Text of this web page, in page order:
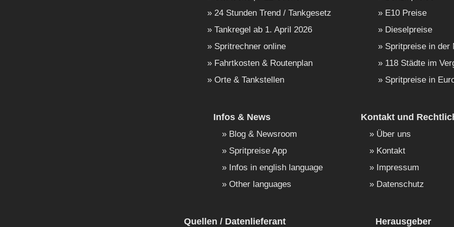
24 Stunden Trend / Tankgesetz
Tankregel ab 1. April 2026
Spritrechner online
Fahrtkosten & Routenplan
Orte & Tankstellen
E10 Preise
Dieselpreise
Spritpreise in der
118 Städte im
Spritpreise in
Infos & News
Blog & Newsroom
Spritpreise App
Infos in english language
Other languages
Kontakt und
Über uns
Kontakt
Impressum
Datenschutz
Quellen / Datenlieferant Herausgeber